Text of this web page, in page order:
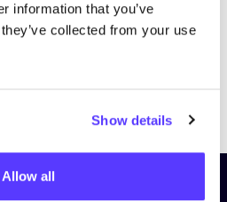
information that you’ve
collected from your use
Show details
Allow all
Previous
Next
onze nieuwsbrief